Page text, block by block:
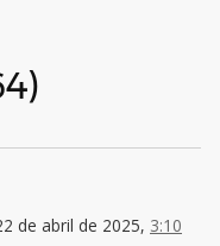
de abril de 2025, 3:10